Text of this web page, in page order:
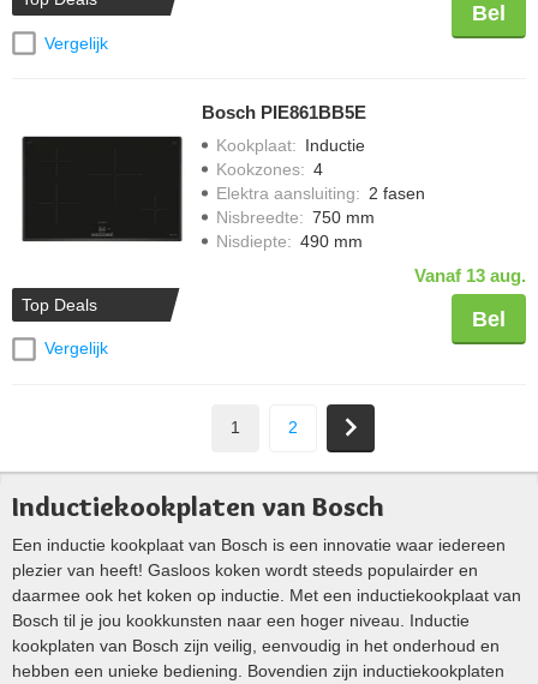
Vergelijk
Bel
Top Deals
Vergelijk
Bosch PIE861BB5E
Kookplaat: Inductie
Kookzones: 4
Elektra aansluiting: 2 fasen
Nisbreedte: 750 mm
Nisdiepte: 490 mm
Vanaf 13 aug.
Bel
1 2
Inductiekookplaten van Bosch
Een inductie kookplaat van Bosch is een innovatie waar iedereen
plezier van heeft! Gasloos koken wordt steeds populairder en
daarmee ook het koken op inductie. Met een inductiekookplaat van
Bosch til je jou kookkunsten naar een hoger niveau. Inductie
kookplaten van Bosch zijn veilig, eenvoudig in het onderhoud en
hebben een unieke bediening. Bovendien zijn inductiekookplaten